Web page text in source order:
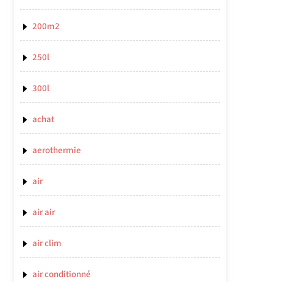
200m2
250l
300l
achat
aerothermie
air
air air
air clim
air conditionné